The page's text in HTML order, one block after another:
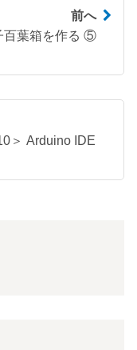
前へ
百葉箱を作る ⑤
＞ Arduino IDE